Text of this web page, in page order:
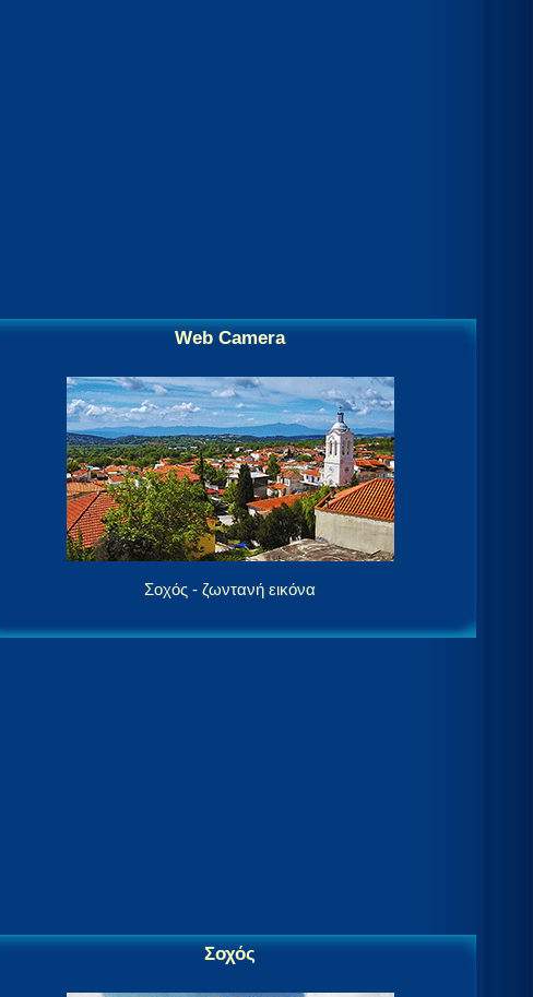
Web Camera
Σοχός - ζωντανή εικόνα
Σοχός